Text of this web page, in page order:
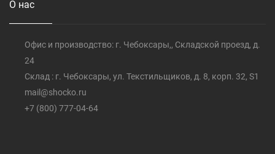
О нас
Офис и производство: г. Чебоксары,, Складской проезд, д.
24
Склад : г. Чебоксары, ул. Текстильщиков, д. 8, корп. 32, S1
mail@shocko.ru
+7 (800) 777-04-64